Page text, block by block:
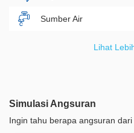
Sumber Air
ID Properti
Lihat
Simulasi Angsuran
Ingin tahu berapa angsuran